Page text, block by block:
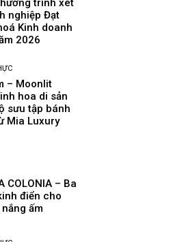
trình xét
nghiệp Đạt
Kinh doanh
2026
– Moonlit
hoa di sản
sưu tập bánh
Mia Luxury
COLONIA – Ba
điển cho
ấm